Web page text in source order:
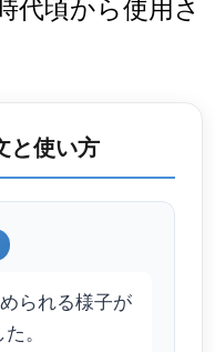
と使い方
られる様子が
。